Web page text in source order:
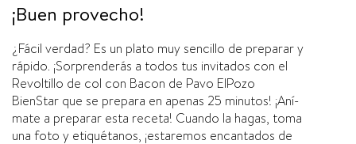
¡Buen provecho!
¿Fácil verdad? Es un plato muy sencillo de preparar y
rápido. ¡Sorprenderás a todos tus invitados con el
Revoltillo de col con Bacon de Pavo ElPozo
BienStar que se prepara en apenas 25 minutos! ¡Aní­
mate a preparar esta receta! Cuando la hagas, toma
una foto y etiquétanos, ¡estaremos encantados de